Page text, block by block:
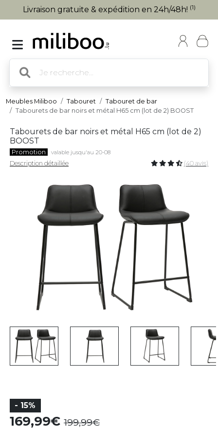
Livraison gratuite & expédition en 24h/48h! (1)
Meubles Miliboo Tabouret
Tabouret de bar
Tabourets de bar noirs et métal H65 cm (lot de 2) BOOST
Tabourets de bar noirs et métal H65 cm (lot de 2)
BOOST
Promotion valable jusqu'au 20-08
Description détaillée (40 avis)
- 15%
169,99 199,99